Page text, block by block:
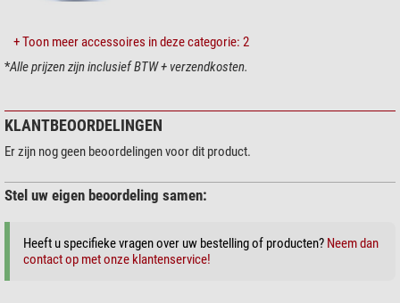
+ Toon meer accessoires in deze categorie: 2
*Alle prijzen zijn inclusief BTW + verzendkosten.
KLANTBEOORDELINGEN
Er zijn nog geen beoordelingen voor dit product.
Stel uw eigen beoordeling samen:
Heeft u specifieke vragen over uw bestelling of producten? Neem dan
contact op met onze klantenservice!